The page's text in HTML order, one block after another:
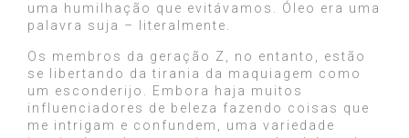
uma humilhação que evitávamos. Óleo era uma
palavra suja – literalmente.
Os membros da geração Z, no entanto, estão
se libertando da tirania da maquiagem como
um esconderijo. Embora haja muitos
influenciadores de beleza fazendo coisas que
me intrigam e confundem, uma variedade